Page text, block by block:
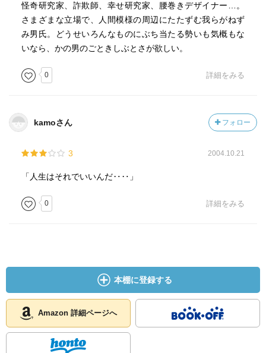
怪奇研究家、詐欺師、幸せ研究家、腰巻きデザイナー…。
さまざまな立場で、人間模様の周辺にたたずむ我らがねず
み男氏。どうせいろんなものにぶち当たる勢いも気概もな
いなら、かの男のごときしぶとさが欲しい。
0 詳細をみる
kamoさん フォロー
3 2004.10.21
「人生はそれでいいんだ‥‥」
0 詳細をみる
本棚に登録する
Amazon 詳細ページへ